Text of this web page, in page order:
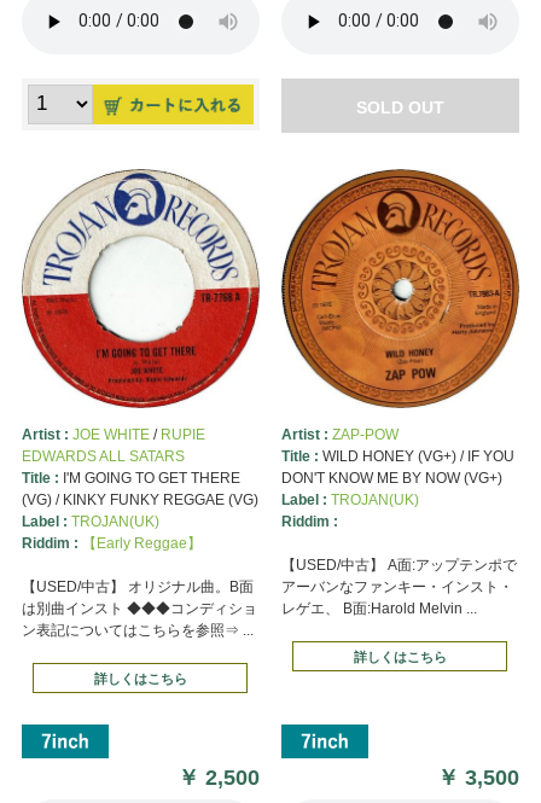
SOLD OUT
Artist : JOE WHITE/ RUPIE
EDWARDS ALL SATARS
Title : I'M GOING TO GET THERE
(VG) / KINKY FUNKY REGGAE (VG)
Label : TROJAN(UK)
Riddim :
【Early Reggae】
【USED/中古】 オリジナル曲。B面
は別曲インスト ◆◆◆コンディショ
ン表記についてはこちらを参照⇒ ...
詳しくはこちら
￥2,500
Artist : ZAP-POW
Title : WILD HONEY (VG+) / IF YOU
DON'T KNOW ME BY NOW (VG+)
Label : TROJAN(UK)
Riddim :
【USED/中古】 A面:アップテンポで
アーバンなファンキー・インスト・
レゲエ、 B面:Harold Melvin ...
詳しくはこちら
￥3,500